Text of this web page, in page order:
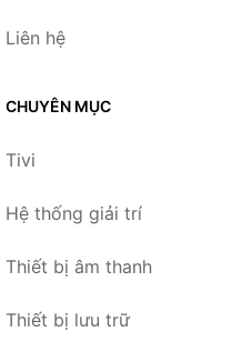
Liên hệ
CHUYÊN MỤC
Tivi
Hệ thống giải trí
Thiết bị âm thanh
Thiết bị lưu trữ